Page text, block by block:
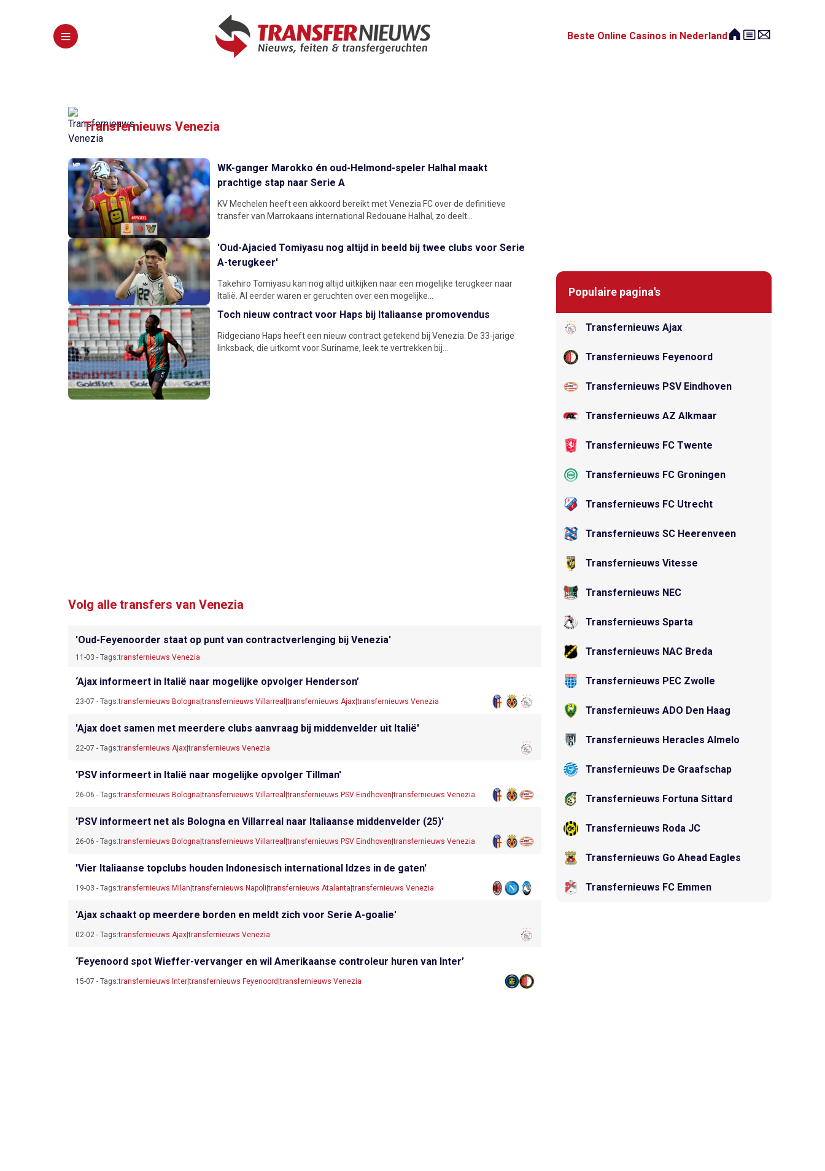
Beste Online Casinos in Nederland
Transfernieuws Venezia
WK-ganger Marokko én oud-Helmond-speler Halhal maakt
prachtige stap naar Serie A
KV Mechelen heeft een akkoord bereikt met Venezia FC over de definitieve
transfer van Marrokaans international Redouane Halhal, zo deelt...
'Oud-Ajacied Tomiyasu nog altijd in beeld bij twee clubs voor Serie
A-terugkeer'
Takehiro Tomiyasu kan nog altijd uitkijken naar een mogelijke terugkeer naar
Italië. Al eerder waren er geruchten over een mogelijke...
Toch nieuw contract voor Haps bij Italiaanse promovendus
Ridgeciano Haps heeft een nieuw contract getekend bij Venezia. De 33-jarige
linksback, die uitkomt voor Suriname, leek te vertrekken bij...
Volg alle transfers van Venezia
'Oud-Feyenoorder staat op punt van contractverlenging bij Venezia'
11-03 - Tags:transfernieuws Venezia
‘Ajax informeert in Italië naar mogelijke opvolger Henderson’
23-07 - Tags:transfernieuws Bologna|transfernieuws Villarreal |transfernieuws Ajax|transfernieuws Venezia
'Ajax doet samen met meerdere clubs aanvraag bij middenvelder uit Italië'
22-07 - Tags:transfernieuws Ajax|transfernieuws Venezia
'PSV informeert in Italië naar mogelijke opvolger Tillman'
26-06 - Tags:transfernieuws Bologna|transfernieuws Villarreal |transfernieuws PSV Eindhoven|transfernieuws Venezia
'PSV informeert net als Bologna en Villarreal naar Italiaanse middenvelder (25)'
26-06 - Tags:transfernieuws Bologna|transfernieuws Villarreal |transfernieuws PSV Eindhoven|transfernieuws Venezia
'Vier Italiaanse topclubs houden Indonesisch international Idzes in de gaten'
19-03 - Tags:transfernieuws Milan|transfernieuws Napoli|transfernieuws Atalanta|transfernieuws Venezia
'Ajax schaakt op meerdere borden en meldt zich voor Serie A-goalie'
02-02 - Tags:transfernieuws Ajax|transfernieuws Venezia
‘Feyenoord spot Wieffer-vervanger en wil Amerikaanse controleur huren van Inter’
15-07 - Tags:transfernieuws Inter|transfernieuws Feyenoord |transfernieuws Venezia
Populaire pagina's
Transfernieuws Ajax
Transfernieuws Feyenoord
Transfernieuws PSV Eindhoven
Transfernieuws AZ Alkmaar
Transfernieuws FC Twente
Transfernieuws FC Groningen
Transfernieuws FC Utrecht
Transfernieuws SC Heerenveen
Transfernieuws Vitesse
Transfernieuws NEC
Transfernieuws Sparta
Transfernieuws NAC Breda
Transfernieuws PEC Zwolle
Transfernieuws ADO Den Haag
Transfernieuws Heracles Almelo
Transfernieuws De Graafschap
Transfernieuws Fortuna Sittard
Transfernieuws Roda JC
Transfernieuws Go Ahead Eagles
Transfernieuws FC Emmen